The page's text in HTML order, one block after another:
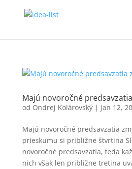
Majú novoročné
od Ondrej Kolárovský| jan 12,
Majú novoročné predsavzatia
prieskumu si približne štvrtina
novoročné predsavzatia, teda
nich však len približne tretina